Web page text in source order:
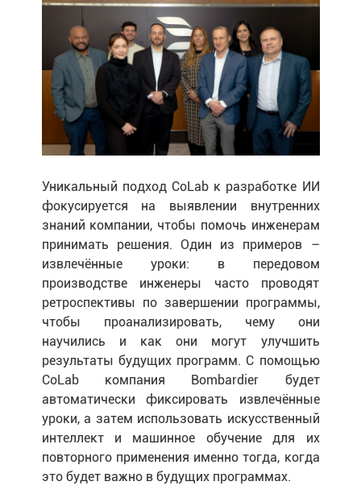
Уникальный подход CoLab к разработке ИИ
фокусируется на выявлении внутренних
знаний компании, чтобы помочь инженерам
принимать решения. Один из примеров –
извлечённые уроки: в передовом
производстве инженеры часто проводят
ретроспективы по завершении программы,
чтобы проанализировать, чему они
научились и как они могут улучшить
результаты будущих программ. С помощью
CoLab компания Bombardier будет
автоматически фиксировать извлечённые
уроки, а затем использовать искусственный
интеллект и машинное обучение для их
повторного применения именно тогда, когда
это будет важно в будущих программах.